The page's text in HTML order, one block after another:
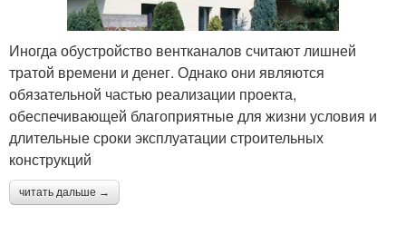
Иногда обустройство вентканалов считают лишней
тратой времени и денег. Однако они являются
обязательной частью реализации проекта,
обеспечивающей благоприятные для жизни условия и
длительные сроки эксплуатации строительных
конструкций
читать дальше →